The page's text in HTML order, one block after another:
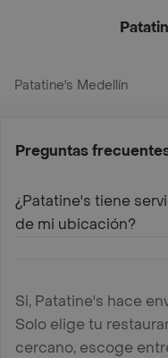
Patatine's Medellín
Preguntas
¿Patatine's tiene
de mi ubicación?
Si, Patatine's hace
Solo elige tu
cercano, escoge